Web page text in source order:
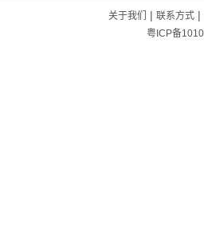
关于我们 | 联系方式|
粤ICP备